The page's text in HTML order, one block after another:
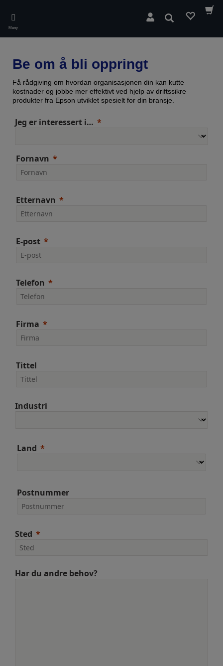
main
content
Meny
Søk
Be om å bli oppringt
Få rådgiving om hvordan organisasjonen din kan kutte
kostnader og jobbe mer effektivt ved hjelp av driftssikre
produkter fra Epson utviklet spesielt for din bransje.
Jeg er interessert i…
Fornavn
Etternavn
E-post
Telefon
Firma
Tittel
Industri
Land
Postnummer
Sted
Har du andre behov?